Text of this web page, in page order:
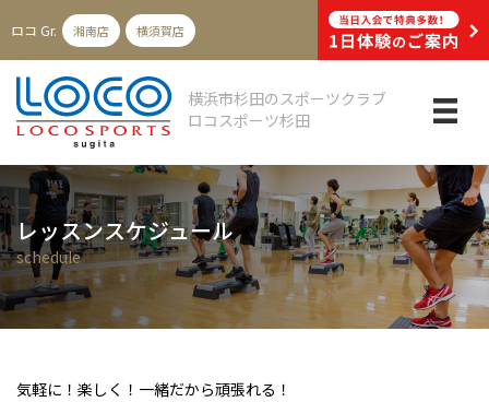
ロコ Gr. 湘南店 横須賀店
横浜市杉田のスポーツクラブ
ロコスポーツ杉田
レッスンスケジュール
schedule
気軽に！楽しく！一緒だから頑張れる！